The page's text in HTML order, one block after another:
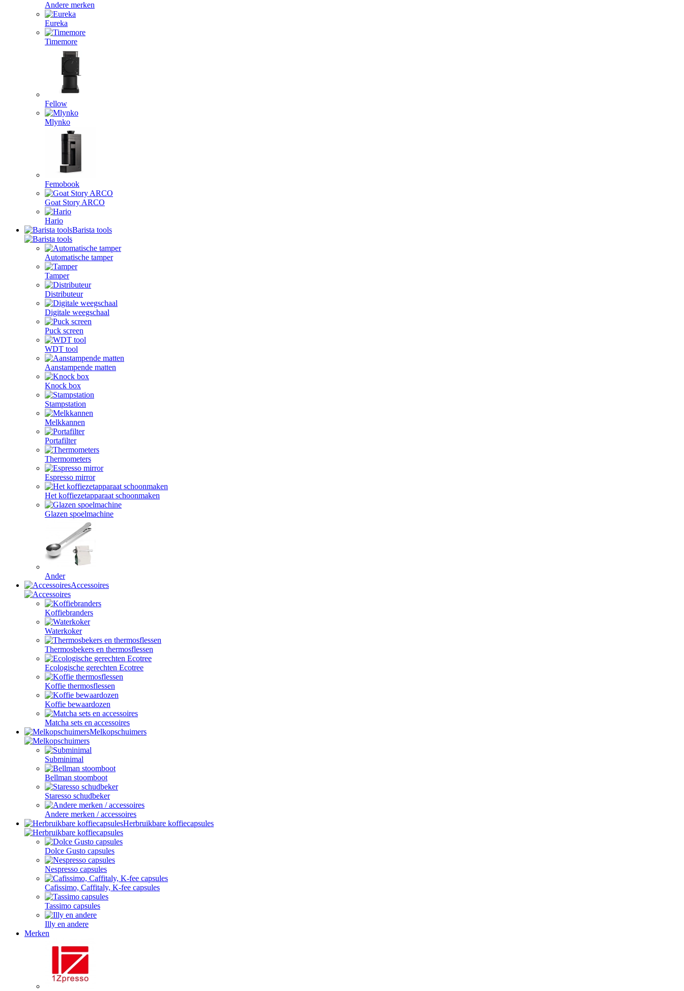
Andere merken
Eureka
Timemore
Fellow
Mlynko
Femobook
Goat Story ARCO
Hario
Barista tools
Automatische tamper
Tamper
Distributeur
Digitale weegschaal
Puck screen
WDT tool
Aanstampende matten
Knock box
Stampstation
Melkkannen
Portafilter
Thermometers
Espresso mirror
Het koffiezetapparaat schoonmaken
Glazen spoelmachine
Ander
Accessoires
Koffiebranders
Waterkoker
Thermosbekers en thermosflessen
Ecologische gerechten Ecotree
Koffie thermosflessen
Koffie bewaardozen
Matcha sets en accessoires
Melkopschuimers
Subminimal
Bellman stoomboot
Staresso schudbeker
Andere merken / accessoires
Herbruikbare koffiecapsules
Dolce Gusto capsules
Nespresso capsules
Cafissimo, Caffitaly, K-fee capsules
Tassimo capsules
Illy en andere
Merken